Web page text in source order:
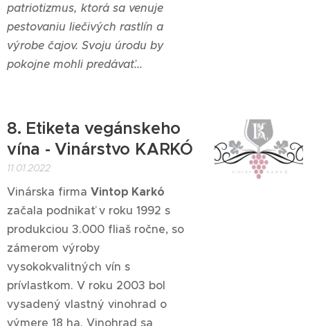
patriotizmus, ktorá sa venuje
pestovaniu liečivých rastlín a
výrobe čajov. Svoju úrodu by
pokojne mohli predávať...
8. Etiketa vegánskeho
vína - Vinárstvo KARKÓ
11.01.2022
Vinárska firma Vintop Karkó
začala podnikať v roku 1992 s
produkciou 3.000 fliaš ročne, so
zámerom výroby
vysokokvalitných vín s
prívlastkom. V roku 2003 bol
vysadený vlastný vinohrad o
výmere 18 ha. Vinohrad sa